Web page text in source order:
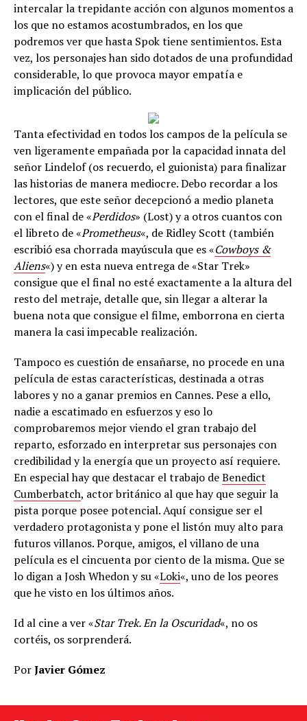
intercalar la trepidante acción con algunos momentos a
los que no estamos acostumbrados, en los que
podremos ver que hasta Spok tiene sentimientos. Esta
vez, los personajes han sido dotados de una profundidad
considerable, lo que provoca mayor empatía e
implicación del público.
Tanta efectividad en todos los campos de la película se
ven ligeramente empañada por la capacidad innata del
señor Lindelof (os recuerdo, el guionista) para finalizar
las historias de manera mediocre. Debo recordar a los
lectores, que este señor decepcionó a medio planeta
con el final de «Perdidos» (Lost) y a otros cuantos con
el libreto de «Prometheus«, de Ridley Scott (también
escribió esa chorrada mayúscula que es «Cowboys &
Aliens«) y en esta nueva entrega de «Star Trek»
consigue que el final no esté exactamente a la altura del
resto del metraje, detalle que, sin llegar a alterar la
buena nota que consigue el filme, emborrona en cierta
manera la casi impecable realización.
Tampoco es cuestión de ensañarse, no procede en una
película de estas características, destinada a otras
labores y no a ganar premios en Cannes. Pese a ello,
nadie a escatimado en esfuerzos y eso lo
comprobaremos mejor viendo el gran trabajo del
reparto, esforzado en interpretar sus personajes con
credibilidad y la energía que un proyecto así requiere.
En especial hay que destacar el trabajo deBenedict
Cumberbatch, actor británico al que hay que seguir la
pista porque posee potencial. Aquí consigue ser el
verdadero protagonista y pone el listón muy alto para
futuros villanos. Porque, amigos, el villano de una
película es el cincuenta por ciento de la misma. Que se
lo digan a Josh Whedon y su «Loki«, uno de los peores
que he visto en los últimos años.
Id al cine a ver «Star Trek. En la Oscuridad«, no os
cortéis, os sorprenderá.
PorJavier Gómez